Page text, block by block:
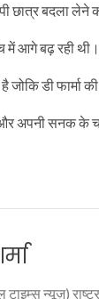
छात्र बदला लेने
में आगे बढ़ रही थी।
जोकि डी फार्मा
अपनी सनक के
न्यूज़)